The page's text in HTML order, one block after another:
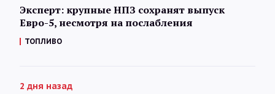
Эксперт: крупные НПЗ сохранят выпуск
Евро-5, несмотря на послабления
ТОПЛИВО
2 дня назад